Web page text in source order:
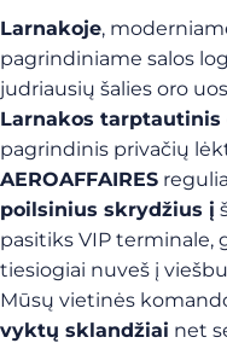
Larnakoje,
pagrindiniame salos
judriausių šalies oro
Larnakos tarptautinis
pagrindinis privačių
AEROAFFAIRES
poilsinius skrydžius į
pasitiks VIP terminale,
tiesiogiai nuveš į
Mūsų vietinės
vyktų sklandžiai net